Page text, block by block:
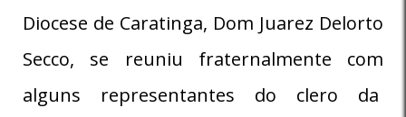
Diocese de Caratinga, Dom Juarez Delorto
Secco, se reuniu fraternalmente com
alguns representantes do clero da